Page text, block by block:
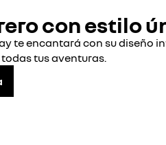
con estilo
te encantará con su diseño
tus aventuras.​